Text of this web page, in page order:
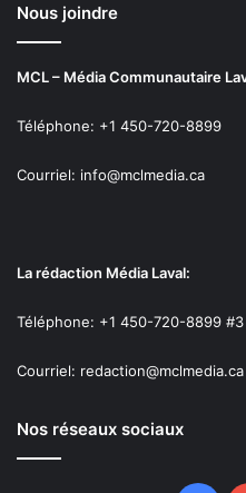
Nous joindre
MCL – Média Communautaire
Téléphone: +1 450-720-8899
Courriel: info@mclmedia.ca
La rédaction Média Laval:
Téléphone: +1 450-720-8899 #3
Courriel: redaction@mclmedia.ca
Nos réseaux sociaux